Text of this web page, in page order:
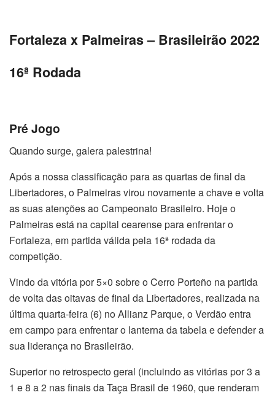
Fortaleza x Palmeiras – Brasileirão 2022
16ª Rodada
Pré Jogo
Quando surge, galera palestrina!
Após a nossa classificação para as quartas de final da
Libertadores, o Palmeiras virou novamente a chave e volta
as suas atenções ao Campeonato Brasileiro. Hoje o
Palmeiras está na capital cearense para enfrentar o
Fortaleza, em partida válida pela 16ª rodada da
competição.
Vindo da vitória por 5×0 sobre o Cerro Porteño na partida
de volta das oitavas de final da Libertadores, realizada na
última quarta-feira (6) no Allianz Parque, o Verdão entra
em campo para enfrentar o lanterna da tabela e defender a
sua liderança no Brasileirão.
Superior no retrospecto geral (incluindo as vitórias por 3 a
1 e 8 a 2 nas finais da Taça Brasil de 1960, que renderam